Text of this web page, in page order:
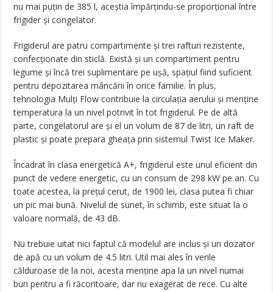
nu mai puţin de 385 l, aceştia împărţindu-se proporţional între
frigider şi congelator.
Frigiderul are patru compartimente şi trei rafturi rezistente,
confecţionate din sticlă. Există şi un compartiment pentru
legume şi încă trei suplimentare pe uşă, spaţiul fiind suficient
pentru depozitarea mâncării în orice familie. În plus,
tehnologia Mulţi Flow contribuie la circulaţia aerului şi menţine
temperatura la un nivel potrivit în tot frigiderul. Pe de altă
parte, congelatorul are şi el un volum de 87 de litri, un raft de
plastic şi poate prepara gheaţa prin sistemul Twist Ice Maker.
Încadrat în clasa energetică A+, frigiderul este unul eficient din
punct de vedere energetic, cu un consum de 298 kW pe an. Cu
toate acestea, la preţul cerut, de 1900 lei, clasa putea fi chiar
un pic mai bună. Nivelul de sunet, în schimb, este situat la o
valoare normală, de 43 dB.
Nu trebuie uitat nici faptul că modelul are inclus şi un dozator
de apă cu un volum de 4.5 litri. Util mai ales în verile
călduroase de la noi, acesta menţine apa la un nivel numai
bun pentru a fi răcoritoare, dar nu exagerat de rece. Cu alte